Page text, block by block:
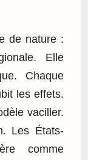
de nature :
Elle
Chaque
les effets.
vaciller.
Les États-
comme